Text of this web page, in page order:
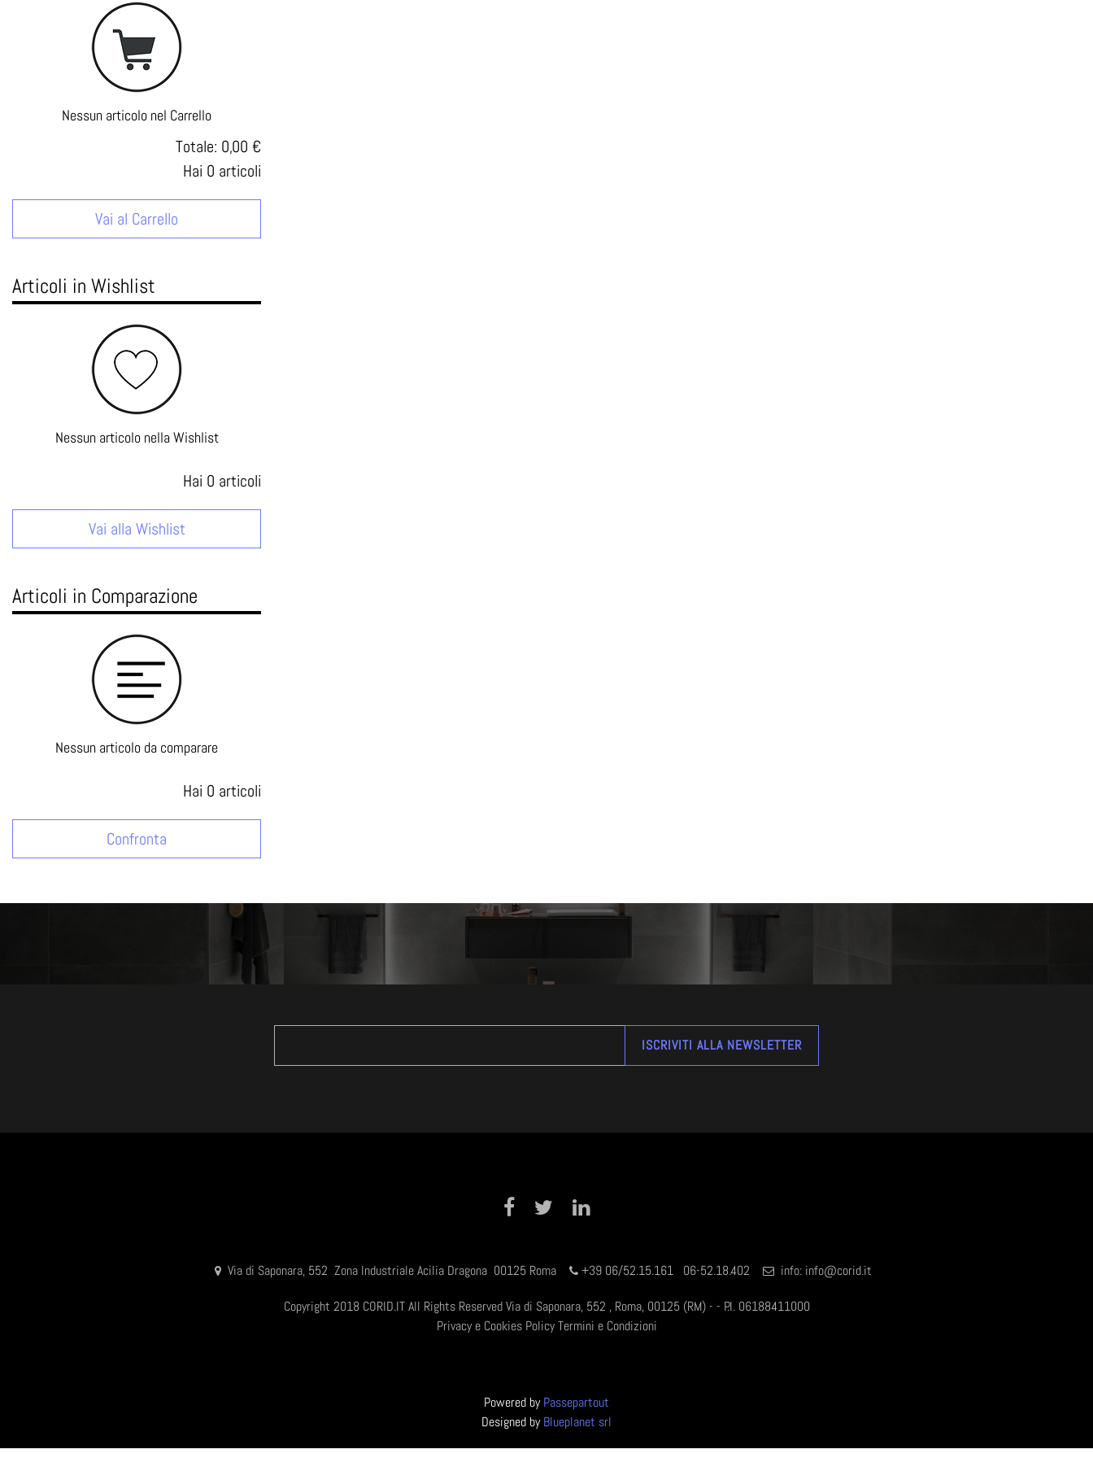
Nessun articolo nel Carrello
Hai 0 articoli
Totale: 0,00 €
Vai al Carrello
Articoli in Wishlist
Nessun articolo nella Wishlist
Hai 0 articoli
Vai alla Wishlist
Articoli in Comparazione
Nessun articolo da comparare
Hai 0 articoli
Confronta
Facebook Twitter
Via di Saponara, 552 Zona Industriale Acilia Dragona 00125 Roma +39 06/52.15.161 06-52.18.402 info: info@corid.it
Copyright 2018 CORID.IT All Rights Reserved Via di Saponara, 552 , Roma, 00125 (RM) - - P.I. 06188411000
Privacy e Cookies Policy Termini e Condizioni
Powered byPassepartout
Designed byBlueplanet srl